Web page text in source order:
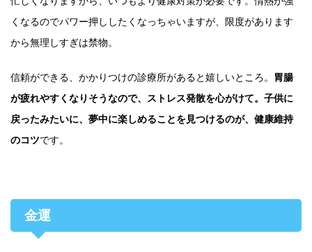
くなるのでパワー押ししたくなっちゃいますが、限度があります
から無理しすぎは禁物。
信頼ができる、かかりつけの診療所があると嬉しいところ。
胃腸
が疲れやすくなりそうなので、ストレス発散を心がけて。子供に
戻ったみたいに、夢中に楽しめることを見つけるのが、健康維持
のコツです。
金運